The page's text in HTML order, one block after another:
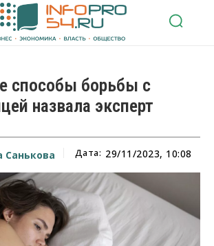
способы борьбы с
назвала эксперт
Санькова Дата: 29/11/2023, 10:08